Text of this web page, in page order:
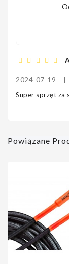
2024-07-19 |
Super sprzęt za
Powiązane